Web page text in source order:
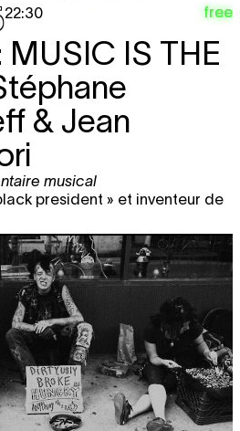
22:30 free
MUSIC IS THE
& Jean
musical
president » et inventeur de